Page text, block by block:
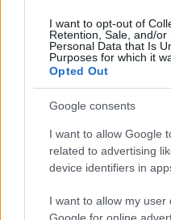
I want to opt-out of
Retention, Sale, and/or
Personal Data that Is
Purposes for which it
Opted Out
Google consents
I want to allow Google
related to advertising
device identifiers in
I want to allow my user